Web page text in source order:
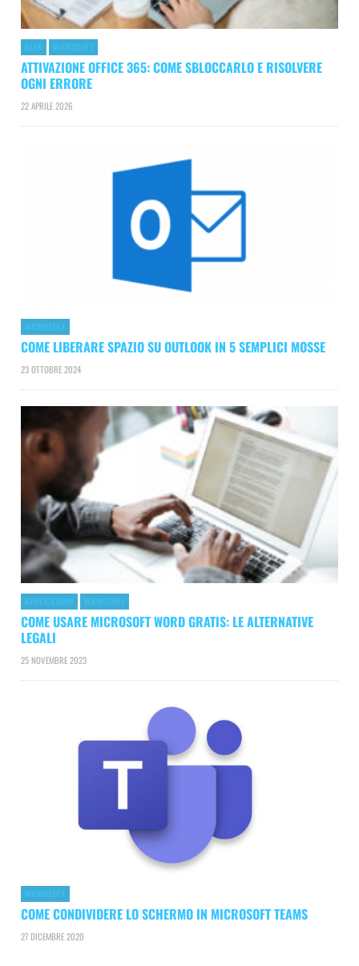
GEEK MICROSOFT
ATTIVAZIONE OFFICE 365: COME SBLOCCARLO E RISOLVERE
OGNI ERRORE
22 APRILE 2026
MICROSOFT
COME LIBERARE SPAZIO SU OUTLOOK IN 5 SEMPLICI MOSSE
23 OTTOBRE 2024
APPLICAZIONI MICROSOFT
COME USARE MICROSOFT WORD GRATIS: LE ALTERNATIVE
LEGALI
25 NOVEMBRE 2023
MICROSOFT
COME CONDIVIDERE LO SCHERMO IN MICROSOFT TEAMS
27 DICEMBRE 2020